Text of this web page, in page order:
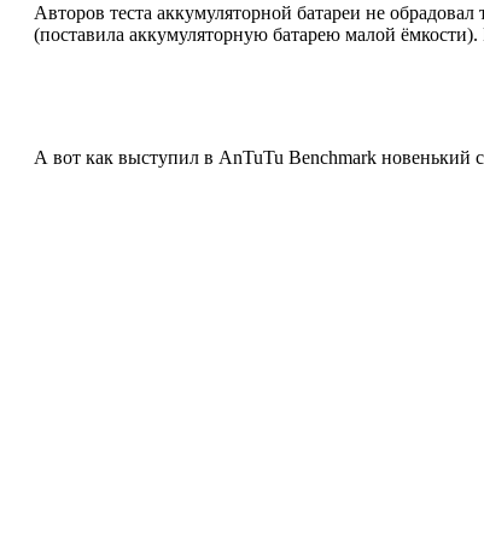
Авторов теста аккумуляторной батареи не
(поставила аккумуляторную батарею малой
А вот как выступил в AnTuTu Benchmark новенький